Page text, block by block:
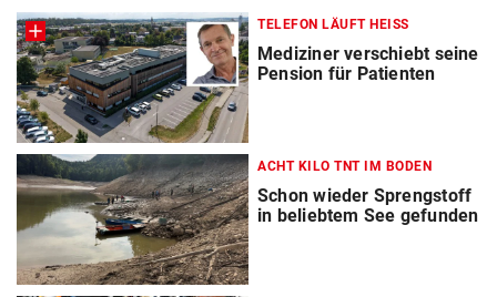
TELEFON LÄUFT HEISS
Mediziner verschiebt seine
Pension für Patienten
ACHT KILO TNT IM BODEN
Schon wieder Sprengstoff
in beliebtem See gefunden